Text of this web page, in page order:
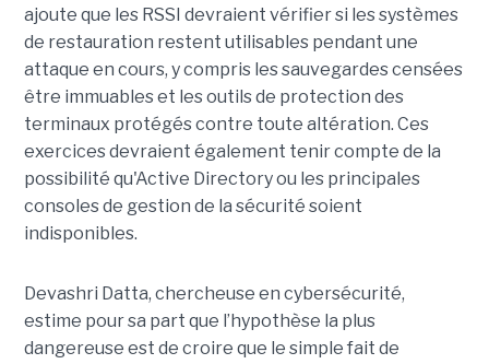
ajoute que les RSSI devraient vérifier si les systèmes
de restauration restent utilisables pendant une
attaque en cours, y compris les sauvegardes censées
être immuables et les outils de protection des
terminaux protégés contre toute altération. Ces
exercices devraient également tenir compte de la
possibilité qu'Active Directory ou les principales
consoles de gestion de la sécurité soient
indisponibles.
Devashri Datta, chercheuse en cybersécurité,
estime pour sa part que l’hypothèse la plus
dangereuse est de croire que le simple fait de